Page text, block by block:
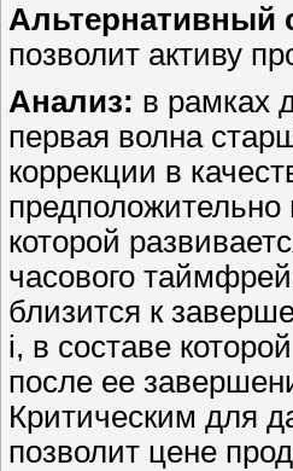
Альтернативный
позволит активу
Анализ: в рамках
первая волна
коррекции в
которой
часового
близится к
i, в составе
после ее
Критическим для
позволит цене